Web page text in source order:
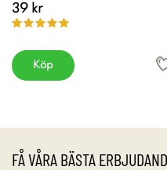
39 kr
Köp
FÅ VÅRA BÄSTA